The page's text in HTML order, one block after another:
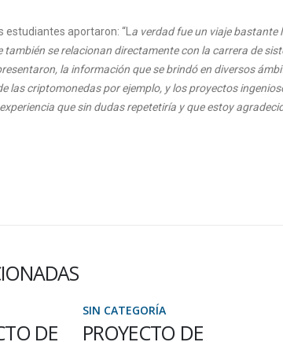
estudiantes aportaron: “L a verdad fue un viaje bastante
también se relacionan directamente con la carrera de
la información que se brindó en diversos
las criptomonedas por ejemplo, y los proyectos
que sin dudas repetetiría y que estoy
DE
SIN CATEGORÍA
LA FACULTAD